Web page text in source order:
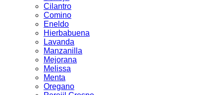
Cilantro
Comino
Eneldo
Hierbabuena
Lavanda
Manzanilla
Mejorana
Melissa
Menta
Oregano